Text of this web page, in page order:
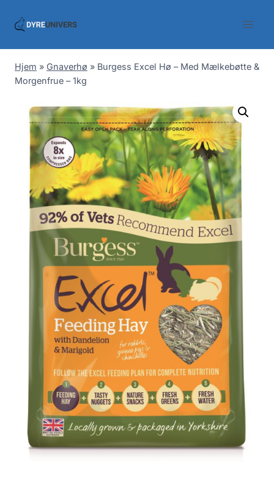
Hjem » Gnaverhø » Burgess Excel Hø – Med Mælkebøtte &
Morgenfrue – 1kg